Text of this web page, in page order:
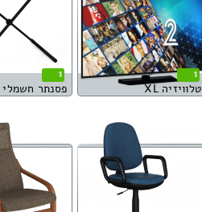
1
טלוויזיה XL
1
פסנתר חשמלי S